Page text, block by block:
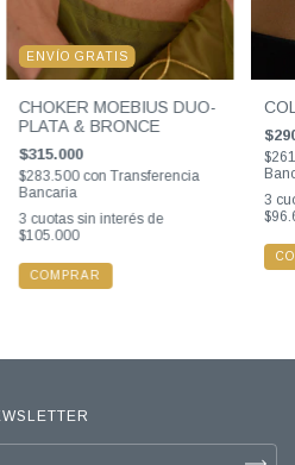
ENVÍO GRATIS
CHOKER MOEBIUS DUO-
PLATA & BRONCE
$315.000
$283.500 con Transferencia
Bancaria
3 cuotas sin interés de
$105.000
3